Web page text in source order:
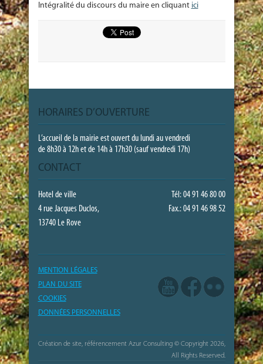
Intégralité du discours du maire en cliquant ici
HORAIRES D’OUVERTURE
L’accueil de la mairie est ouvert du lundi au vendredi
de 8h30 à 12h et de 14h à 17h30 (sauf vendredi 17h)
CONTACT
Hotel de ville
Tél: 04 91 46 80 00
4 rue Jacques Duclos,
Fax.: 04 91 46 98 52
13740 Le Rove
MENTION LÉGALES
PLAN DU SITE
COOKIES
DONNÉES PERSONNELLES
Création de site, référencement Azur Consulting © Copyright 2026,
All Rights Reserved.